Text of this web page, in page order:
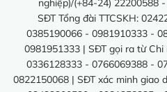
nghiệp)/(+84-24) 22200588
SĐT Tổng đài TTCSKH:
0385190066 - 0981910333 -
0981951333 | SĐT gọi ra từ
0336128333 - 0766069388 -
0822150068 | SĐT xác minh giao